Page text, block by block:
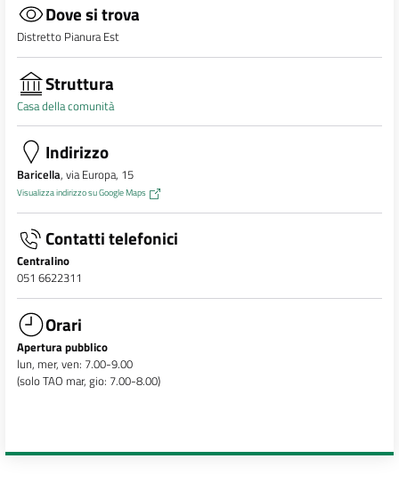
Dove si trova
Distretto Pianura Est
Struttura
Casa della comunità
Indirizzo
Baricella, via Europa, 15
Visualizza indirizzo su Google Maps
Contatti telefonici
Centralino
051 6622311
Orari
Apertura pubblico
lun, mer, ven: 7.00-9.00
(solo TAO mar, gio: 7.00-8.00)